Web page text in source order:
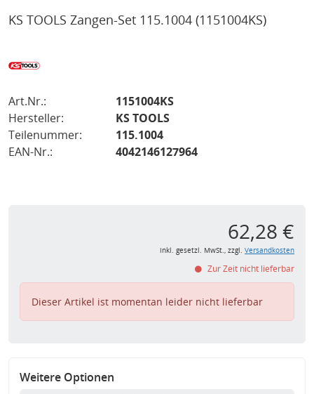
KS TOOLS Zangen-Set 115.1004 (1151004KS)
Art.Nr.:
1151004KS
Hersteller:
KS TOOLS
Teilenummer:
115.1004
EAN-Nr.:
4042146127964
62,28 €
inkl. gesetzl. MwSt., zzgl. Versandkosten
Zur Zeit nicht lieferbar
Dieser Artikel ist momentan leider nicht lieferbar
Weitere Optionen